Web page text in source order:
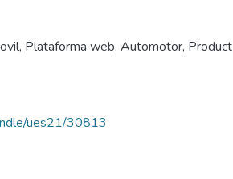
, Plataforma web, Automotor, Product
ues21/30813